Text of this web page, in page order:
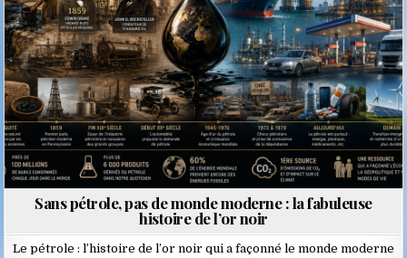
Sans pétrole, pas de monde moderne : la fabuleuse
histoire de l’or noir
Le pétrole : l’histoire de l’or noir qui a façonné le monde moderne